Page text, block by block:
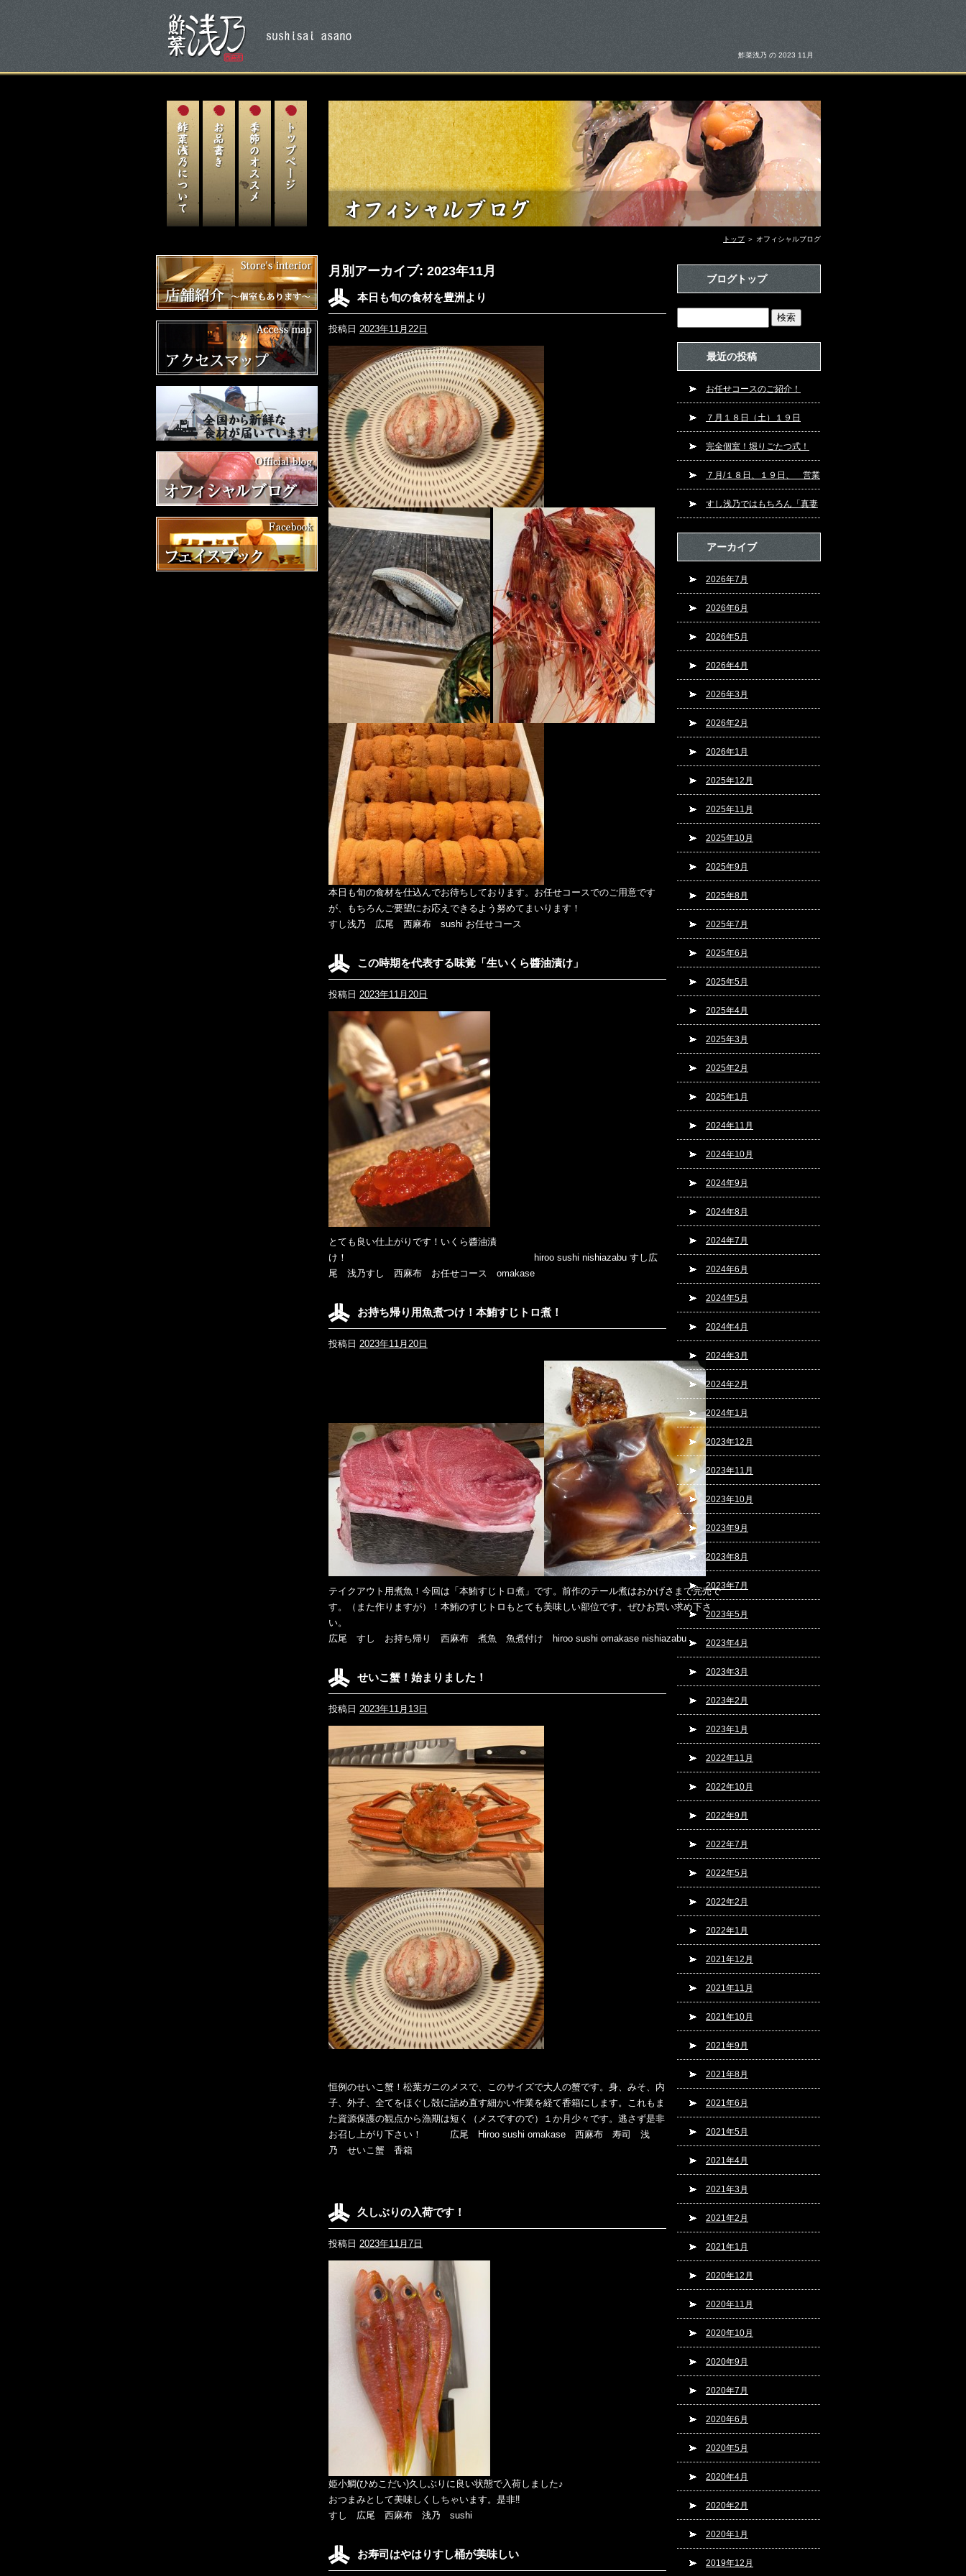
鮓菜浅乃 の 2023 11月
トップ＞ オフィシャルブログ
月別アーカイブ: 2023年11月
本日も旬の食材を豊洲より
投稿日 2023年11月22日
本日も旬の食材を仕込んでお待ちしております。お任せコースでのご用意です
が、もちろんご要望にお応えできるよう努めてまいります！
すし浅乃 広尾 西麻布 sushi お任せコース
この時期を代表する味覚「生いくら醬油漬け」
投稿日 2023年11月20日
とても良い仕上がりです！いくら醬油漬
け！ hiroo sushi nishiazabu すし広
尾 浅乃すし 西麻布 お任せコース omakase
お持ち帰り用魚煮つけ！本鮪すじトロ煮！
投稿日 2023年11月20日
テイクアウト用煮魚！今回は「本鮪すじトロ煮」です。前作のテール煮はおかげさまで完売で
す。（また作りますが）！本鮪のすじトロもとても美味しい部位です。ぜひお買い求め下さ
い。
広尾 すし お持ち帰り 西麻布 煮魚 魚煮付け hiroo sushi omakase nishiazabu
せいこ蟹！始まりました！
投稿日 2023年11月13日
恒例のせいこ蟹！松葉ガニのメスで、このサイズで大人の蟹です。身、みそ、内
子、外子、全てをほぐし殻に詰め直す細かい作業を経て香箱にします。これもま
た資源保護の観点から漁期は短く（メスですので）１か月少々です。逃さず是非
お召し上がり下さい！ 広尾 Hiroo sushi omakase 西麻布 寿司 浅
乃 せいこ蟹 香箱
久しぶりの入荷です！
投稿日 2023年11月7日
姫小鯛(ひめこだい)久しぶりに良い状態で入荷しました♪
おつまみとして美味しくしちゃいます。是非‼️
すし 広尾 西麻布 浅乃 sushi
お寿司はやはりすし桶が美味しい
ブログトップ
最近の投稿
お任せコースのご紹介！
７月１８日（土）１９日
（日）営業です！
完全個室！堀りごたつ式！
７月/１８日、１９日、 営業
です！！
すし浅乃ではもちろん「真妻
（まずま）本わさび」！
アーカイブ
2026年7月
2026年6月
2026年5月
2026年4月
2026年3月
2026年2月
2026年1月
2025年12月
2025年11月
2025年10月
2025年9月
2025年8月
2025年7月
2025年6月
2025年5月
2025年4月
2025年3月
2025年2月
2025年1月
2024年11月
2024年10月
2024年9月
2024年8月
2024年7月
2024年6月
2024年5月
2024年4月
2024年3月
2024年2月
2024年1月
2023年12月
2023年11月
2023年10月
2023年9月
2023年8月
2023年7月
2023年5月
2023年4月
2023年3月
2023年2月
2023年1月
2022年11月
2022年10月
2022年9月
2022年7月
2022年5月
2022年2月
2022年1月
2021年12月
2021年11月
2021年10月
2021年9月
2021年8月
2021年6月
2021年5月
2021年4月
2021年3月
2021年2月
2021年1月
2020年12月
2020年11月
2020年10月
2020年9月
2020年7月
2020年6月
2020年5月
2020年4月
2020年2月
2020年1月
2019年12月